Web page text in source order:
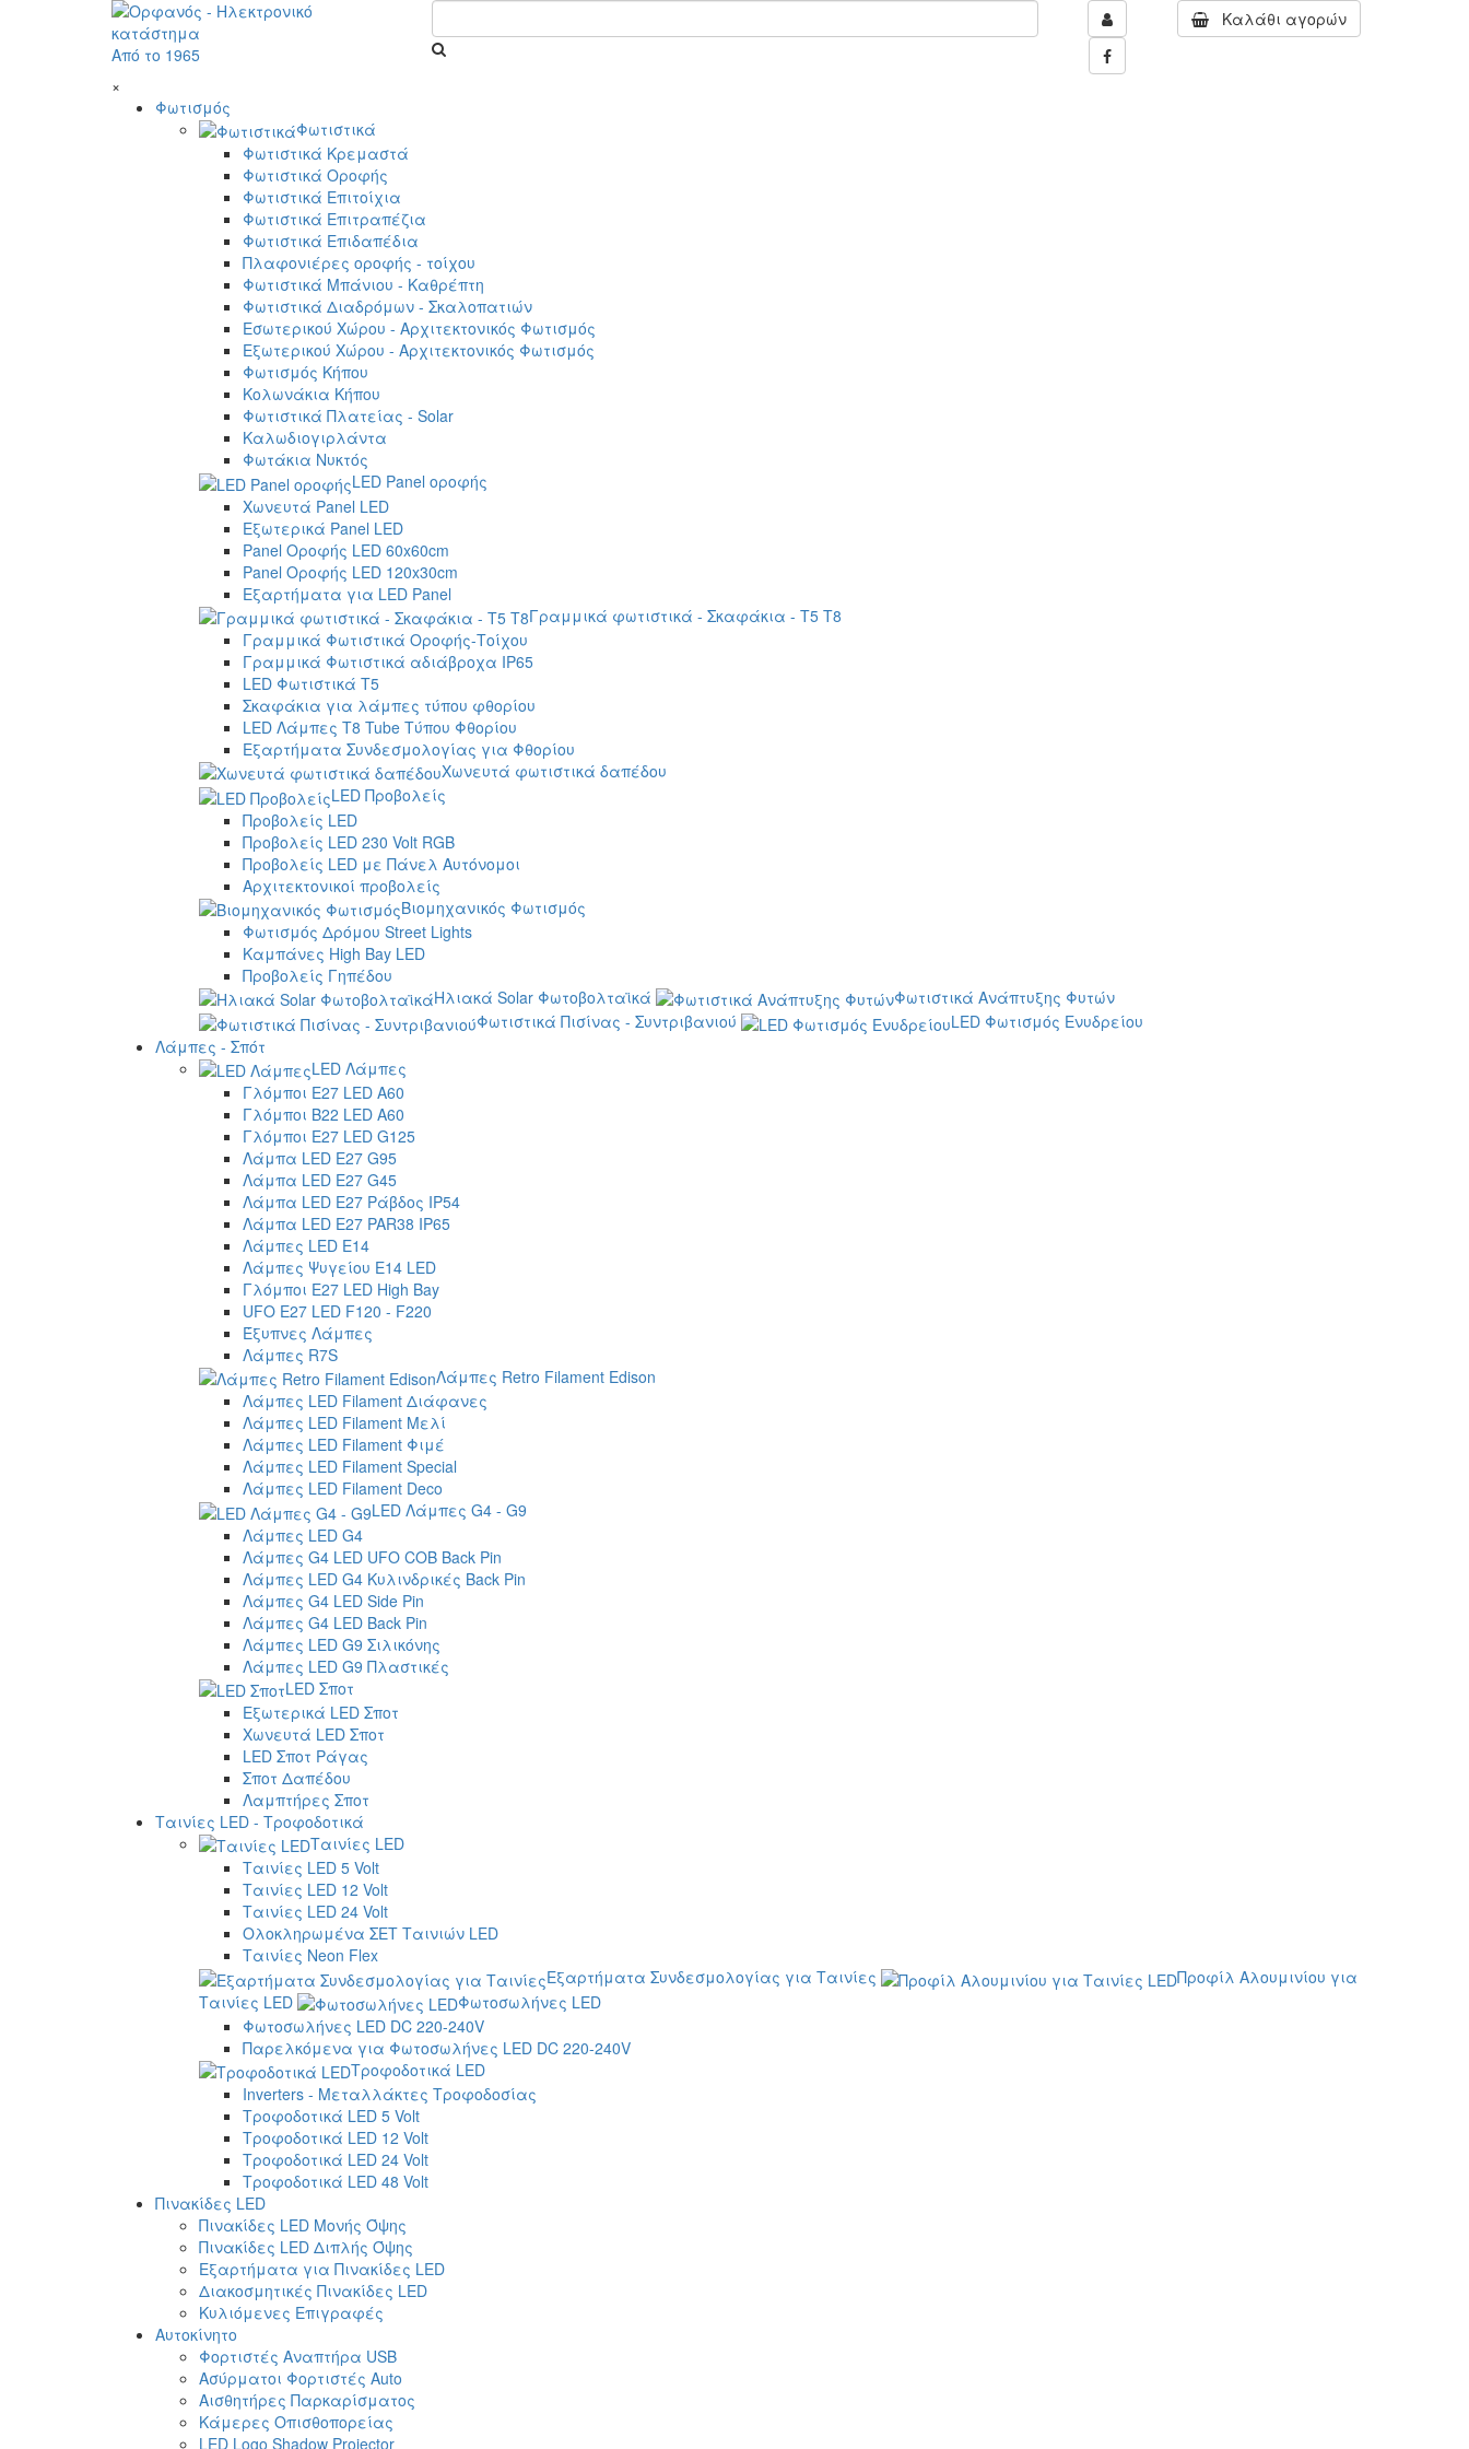
Από το 1965
Καλάθι αγορών
×
Φωτισμός
Φωτιστικά
Φωτιστικά Κρεμαστά
Φωτιστικά Οροφής
Φωτιστικά Επιτοίχια
Φωτιστικά Επιτραπέζια
Φωτιστικά Επιδαπέδια
Πλαφονιέρες οροφής - τοίχου
Φωτιστικά Μπάνιου - Καθρέπτη
Φωτιστικά Διαδρόμων - Σκαλοπατιών
Εσωτερικού Χώρου - Αρχιτεκτονικός Φωτισμός
Εξωτερικού Χώρου - Αρχιτεκτονικός Φωτισμός
Φωτισμός Κήπου
Κολωνάκια Κήπου
Φωτιστικά Πλατείας - Solar
Καλωδιογιρλάντα
Φωτάκια Νυκτός
LED Panel οροφής
Χωνευτά Panel LED
Εξωτερικά Panel LED
Panel Οροφής LED 60x60cm
Panel Οροφής LED 120x30cm
Εξαρτήματα για LED Panel
Γραμμικά φωτιστικά - Σκαφάκια - Τ5 T8
Γραμμικά Φωτιστικά Οροφής-Τοίχου
Γραμμικά Φωτιστικά αδιάβροχα IP65
LED Φωτιστικά T5
Σκαφάκια για λάμπες τύπου φθορίου
LED Λάμπες T8 Tube Τύπου Φθορίου
Εξαρτήματα Συνδεσμολογίας για Φθορίου
Χωνευτά φωτιστικά δαπέδου
LED Προβολείς
Προβολείς LED
Προβολείς LED 230 Volt RGB
Προβολείς LED με Πάνελ Αυτόνομοι
Αρχιτεκτονικοί προβολείς
Βιομηχανικός Φωτισμός
Φωτισμός Δρόμου Street Lights
Καμπάνες High Bay LED
Προβολείς Γηπέδου
Ηλιακά Solar Φωτοβολταϊκά
Φωτιστικά Ανάπτυξης Φυτών
Φωτιστικά Πισίνας - Συντριβανιού
LED Φωτισμός Ενυδρείου
Λάμπες - Σπότ
LED Λάμπες
Γλόμποι E27 LED A60
Γλόμποι B22 LED A60
Γλόμποι E27 LED G125
Λάμπα LED E27 G95
Λάμπα LED E27 G45
Λάμπα LED E27 Ράβδος IP54
Λάμπα LED E27 PAR38 IP65
Λάμπες LED E14
Λάμπες Ψυγείου E14 LED
Γλόμποι E27 LED High Bay
UFO E27 LED F120 - F220
Έξυπνες Λάμπες
Λάμπες R7S
Λάμπες Retro Filament Edison
Λάμπες LED Filament Διάφανες
Λάμπες LED Filament Μελί
Λάμπες LED Filament Φιμέ
Λάμπες LED Filament Special
Λάμπες LED Filament Deco
LED Λάμπες G4 - G9
Λάμπες LED G4
Λάμπες G4 LED UFO COB Back Pin
Λάμπες LED G4 Κυλινδρικές Back Pin
Λάμπες G4 LED Side Pin
Λάμπες G4 LED Back Pin
Λάμπες LED G9 Σιλικόνης
Λάμπες LED G9 Πλαστικές
LED Σποτ
Εξωτερικά LED Σποτ
Χωνευτά LED Σποτ
LED Σποτ Ράγας
Σποτ Δαπέδου
Λαμπτήρες Σποτ
Ταινίες LED - Τροφοδοτικά
Ταινίες LED
Ταινίες LED 5 Volt
Ταινίες LED 12 Volt
Ταινίες LED 24 Volt
Ολοκληρωμένα ΣΕΤ Ταινιών LED
Ταινίες Neon Flex
Εξαρτήματα Συνδεσμολογίας για Ταινίες
Προφίλ Αλουμινίου για
Ταινίες LED
Φωτοσωλήνες LED
Φωτοσωλήνες LED DC 220-240V
Παρελκόμενα για Φωτοσωλήνες LED DC 220-240V
Τροφοδοτικά LED
Inverters - Μεταλλάκτες Τροφοδοσίας
Τροφοδοτικά LED 5 Volt
Τροφοδοτικά LED 12 Volt
Τροφοδοτικά LED 24 Volt
Τροφοδοτικά LED 48 Volt
Πινακίδες LED
Πινακίδες LED Μονής Όψης
Πινακίδες LED Διπλής Όψης
Εξαρτήματα για Πινακίδες LED
Διακοσμητικές Πινακίδες LED
Κυλιόμενες Επιγραφές
Αυτοκίνητο
Φορτιστές Αναπτήρα USB
Ασύρματοι Φορτιστές Auto
Αισθητήρες Παρκαρίσματος
Κάμερες Οπισθοπορείας
LED Logo Shadow Projector